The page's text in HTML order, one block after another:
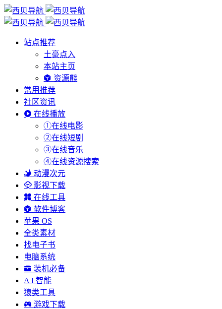
站点推荐
土豪点入
本站主页
资源熊
常用推荐
社区资讯
在线播放
①在线电影
②在线短剧
③在线音乐
④在线资源搜索
动漫次元
影视下载
在线工具
软件博客
苹果 OS
全类素材
找电子书
电脑系统
装机必备
A I 智能
猿类工具
游戏下载